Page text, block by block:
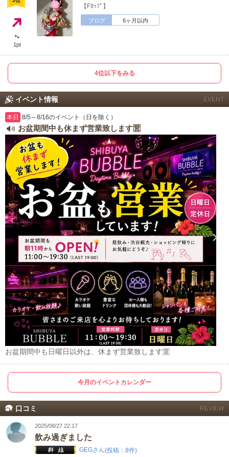
🐾
1pt
【Fｶｯﾌﾟ】
ブログ 6ヶ月以内
4位以下をみる
イベント情報 EVENT
本日 8/5～8/16のイベント（日を除く）
お盆期間中も休まず営業致します🈺
お盆期間中も日曜日以外は、休まず営業致します🈺
今月のイベントカレンダー
口コミ REVIEW
2025/08/27 22:17
飲み過ぎました
GEGさん(投稿：8件)
お店のURLをコピー
女の子ログイン
店舗ログイン
新規会員登録
関東
東海 関西
中四国 九州
沖縄 全国TOP